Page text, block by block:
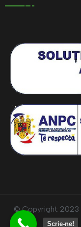
© Copyright 2023
Scrie-ne!